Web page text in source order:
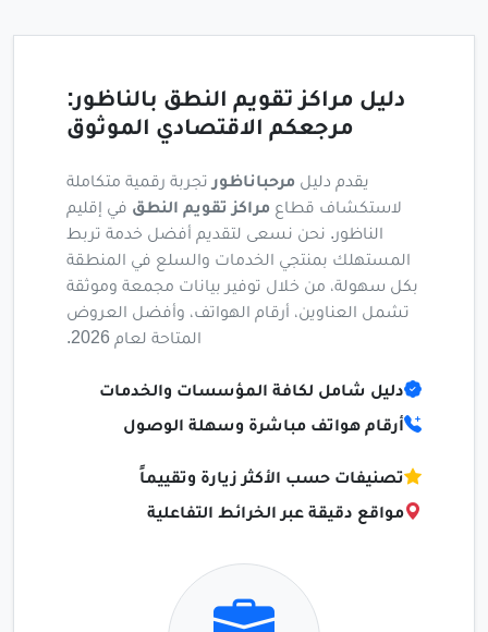
دليل مراكز تقويم النطق بالناظور:
مرجعكم الاقتصادي الموثوق
يقدم دليل مرحباناظورتجربة رقمية متكاملة
لاستكشاف قطاع مراكز تقويم النطق في إقليم
الناظور. نحن نسعى لتقديم أفضل خدمة تربط
المستهلك بمنتجي الخدمات والسلع في المنطقة
بكل سهولة، من خلال توفير بيانات مجمعة وموثقة
تشمل العناوين، أرقام الهواتف، وأفضل العروض
المتاحة لعام 2026.
دليل شامل لكافة المؤسسات والخدمات
أرقام هواتف مباشرة وسهلة الوصول
تصنيفات حسب الأكثر زيارة وتقييماً
مواقع دقيقة عبر الخرائط التفاعلية